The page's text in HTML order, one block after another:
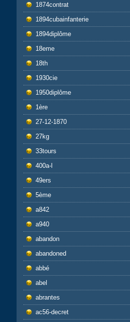
1874contrat
1894cubainfanterie
1894diplôme
18eme
18th
1930cie
1950diplôme
1ère
27-12-1870
27kg
33tours
400a-l
49ers
5ème
a842
a940
abandon
abandoned
abbé
abel
abrantes
ac56-decret